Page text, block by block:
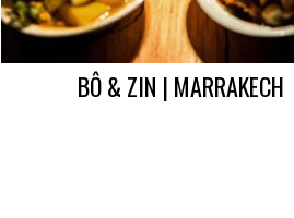
BÔ & ZIN | MARRAKECH